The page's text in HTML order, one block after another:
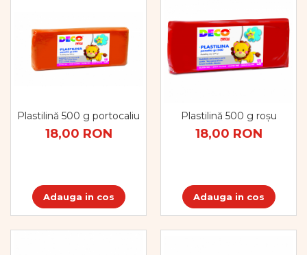
Plastilină 500 g portocaliu
18,00 RON
Adauga in cos
Plastilină 500 g roșu
18,00 RON
Adauga in cos